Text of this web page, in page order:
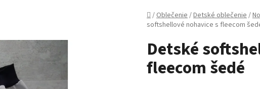
Domov
/Oblečenie/Detské oblečenie/
softshellové nohavice s fleecom
Detské
fleecom šedé